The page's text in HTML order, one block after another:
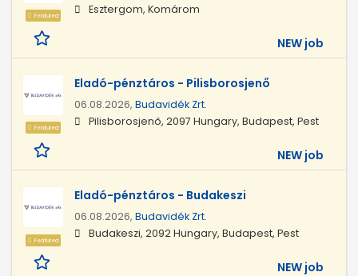
Featured
Esztergom, Komárom
NEW job
Featured
Eladó-pénztáros - Pilisborosjenő
06.08.2026, Budavidék Zrt.
Pilisborosjenő, 2097 Hungary, Budapest, Pest
NEW job
Featured
Eladó-pénztáros - Budakeszi
06.08.2026, Budavidék Zrt.
Budakeszi, 2092 Hungary, Budapest, Pest
NEW job